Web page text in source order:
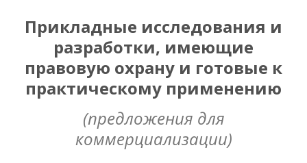
Прикладные исследования и
разработки, имеющие
правовую охрану и готовые к
практическому применению
(предложения для
коммерциализации)